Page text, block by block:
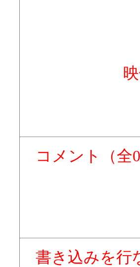
コメント（全
書き込みを行